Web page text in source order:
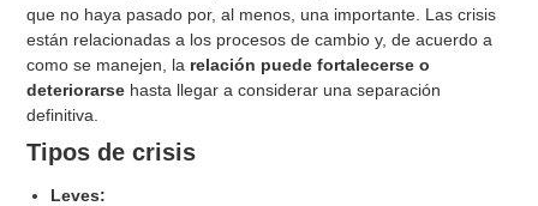
que no haya pasado por, al menos, una importante. Las crisis
están relacionadas a los procesos de cambio y, de acuerdo a
como se manejen, la relación puede fortalecerse o
deteriorarse hasta llegar a considerar una separación
definitiva.
Tipos de crisis
Leves: